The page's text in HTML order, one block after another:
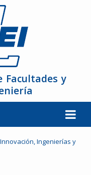
Facultades y
Ingenierías y